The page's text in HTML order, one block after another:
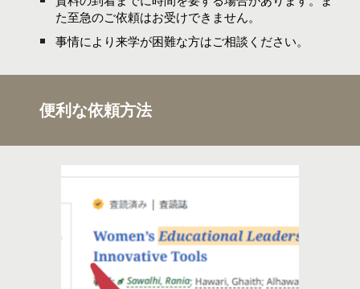
た至急のご依頼はお受けできません。
事情により来学が困難な方はご相談ください。
便利な依頼方法